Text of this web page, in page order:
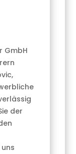
GmbH
der